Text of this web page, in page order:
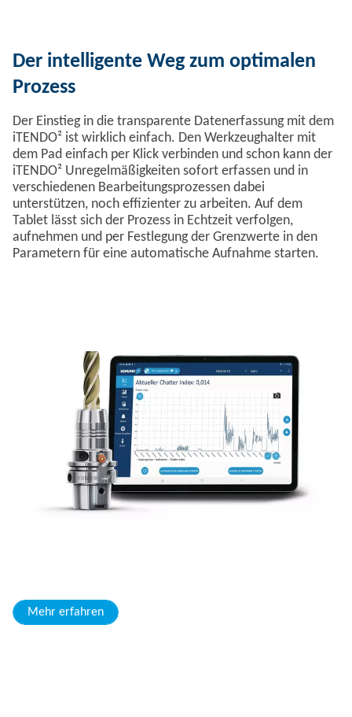
Der intelligente Weg zum optimalen
Prozess
Der Einstieg in die transparente Datenerfassung mit dem
iTENDO² ist wirklich einfach. Den Werkzeughalter mit
dem Pad einfach per Klick verbinden und schon kann der
iTENDO² Unregelmäßigkeiten sofort erfassen und in
verschiedenen Bearbeitungsprozessen dabei
unterstützen, noch effizienter zu arbeiten. Auf dem
Tablet lässt sich der Prozess in Echtzeit verfolgen,
aufnehmen und per Festlegung der Grenzwerte in den
Parametern für eine automatische Aufnahme starten.
Mehr erfahren